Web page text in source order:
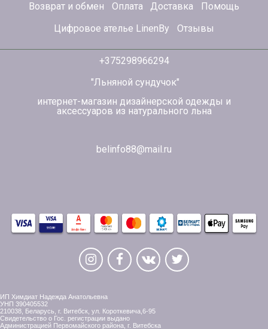
Возврат и обмен
Оплата Доставка
Помощь
Цифровое ателье LinenBy
Отзывы
+375298966294
"Льняной сундучок"
интернет-магазин дизайнерской одежды и
аксессуаров из натурального льна
belinfo88@mail.ru
ИП Химдиат Надежда Анатольевна
УНП 390405532
210038, Беларусь, г. Витебск, ул. Короткевича,6-95
Свидетельство о Гос. регистрации выдано
Администрацией Первомайского района, г. Витебска